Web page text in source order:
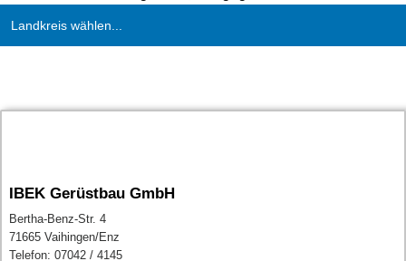
Landkreis wählen...
IBEK Gerüstbau GmbH
Bertha-Benz-Str. 4
71665 Vaihingen/Enz
Telefon: 07042 / 4145